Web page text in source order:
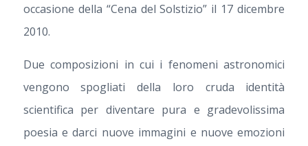
occasione della “Cena del Solstizio” il 17 dicembre
2010.
Due composizioni in cui i fenomeni astronomici
vengono spogliati della loro cruda identità
scientifica per diventare pura e gradevolissima
poesia e darci nuove immagini e nuove emozioni